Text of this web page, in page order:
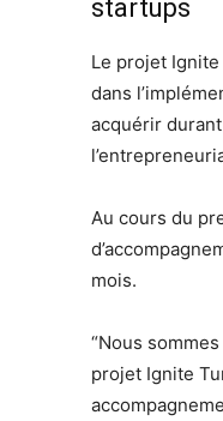
startups
Le projet
dans
acquérir durant
Au cours du
mois.
“Nous
projet Ignite